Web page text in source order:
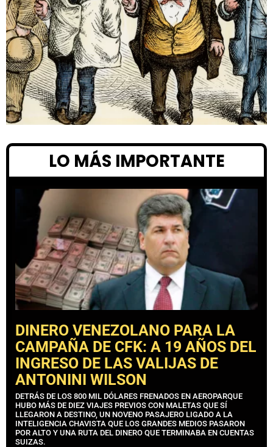
LO MÁS IMPORTANTE
DINERO VENEZOLANO PARA LA
CAMPAÑA DE CFK: A 19 AÑOS DEL
INGRESO DE LAS VALIJAS DE
ANTONINI WILSON
DETRÁS DE LOS 800 MIL DÓLARES FRENADOS EN AEROPARQUE
HUBO MÁS DE DIEZ VIAJES PREVIOS CON MALETAS QUE SÍ
LLEGARON A DESTINO, UN NOVENO PASAJERO LIGADO A LA
INTELIGENCIA CHAVISTA QUE LOS GRANDES MEDIOS PASARON
POR ALTO Y UNA RUTA DEL DINERO QUE TERMINABA EN CUENTAS
SUIZAS.